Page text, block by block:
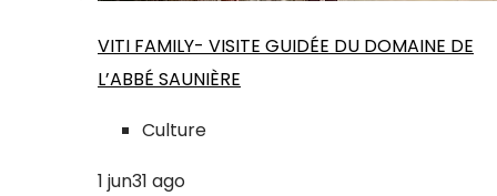
VITI FAMILY- VISITE GUIDÉE DU DOMAINE DE
L’ABBÉ SAUNIÈRE
Culture
1 jun31 ago